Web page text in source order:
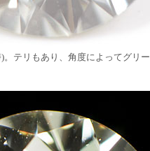
テリもあり、角度によってグリ